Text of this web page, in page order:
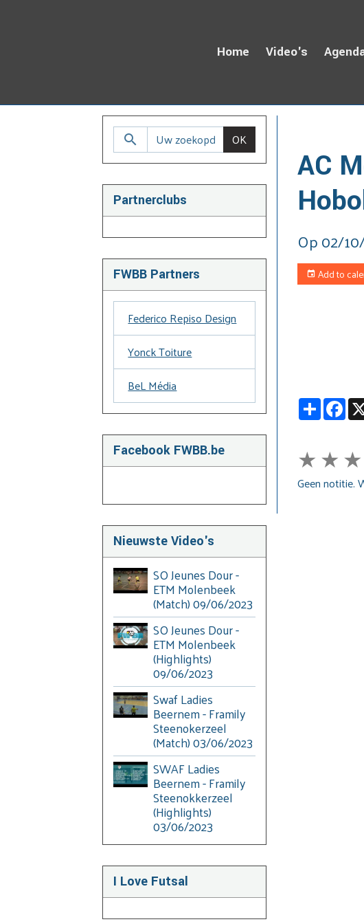
Home Video's
AC
Op 02/
Add to
Partager
★★★
Geen notitie.
OK
Partnerclubs
FWBB Partners
Federico Repiso Design
Yonck Toiture
BeL Média
Facebook FWBB.be
Nieuwste Video's
SO Jeunes Dour -
ETM Molenbeek
(Match) 09/06/2023
SO Jeunes Dour -
ETM Molenbeek
(Highlights)
09/06/2023
Swaf Ladies
Beernem - Framily
Steenokerzeel
(Match) 03/06/2023
SWAF Ladies
Beernem - Framily
Steenokkerzeel
(Highlights)
03/06/2023
I Love Futsal